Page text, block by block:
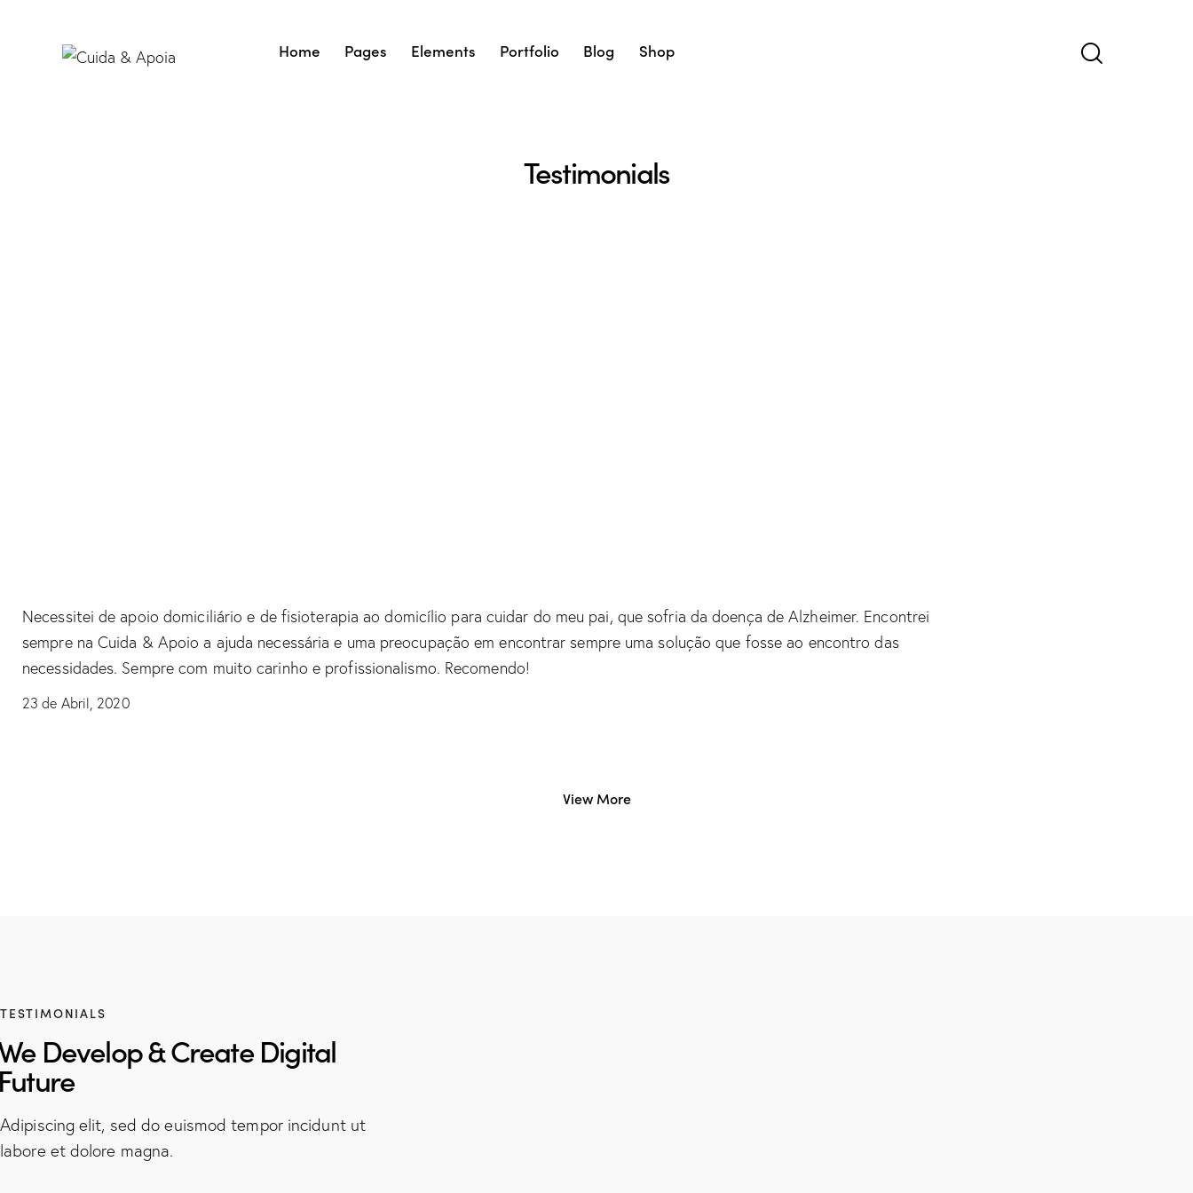
Home Pages Elements Portfolio Blog Shop
Testimonials
Necessitei de apoio domiciliário e de fisioterapia ao domicílio para cuidar do meu pai, que sofria da doença de Alzheimer. Encontrei
sempre na Cuida & Apoio a ajuda necessária e uma preocupação em encontrar sempre uma solução que fosse ao encontro das
necessidades. Sempre com muito carinho e profissionalismo. Recomendo!
23 de Abril, 2020
View More
TESTIMONIALS
Develop & Create Digital
Adipiscing elit, sed do euismod tempor incidunt ut
labore et dolore magna.